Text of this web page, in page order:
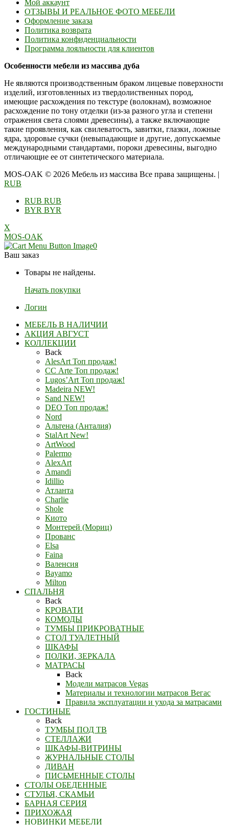
Мой аккаунт
ОТЗЫВЫ И РЕАЛЬНОЕ ФОТО МЕБЕЛИ
Оформление заказа
Политика возврата
Политика конфиденциальности
Программа лояльности для клиентов
Особенности мебели из массива дуба
Не являются производственным браком лицевые поверхности
изделий, изготовленных из твердолиственных пород,
имеющие расхождения по текстуре (волокнам), возможное
расхождение по тону отделки (из-за разного угла и степени
отражения света слоями древесины), а также включающие
такие проявления, как свилеватость, завитки, глазки, ложные
ядра, здоровые сучки (невыпадающие и другие, допускаемые
международными стандартами, пороки древесины, выгодно
отличающие ее от синтетического материала.
MOS-OAK © 2026 Мебель из массива Все права защищены. |
RUB
RUB RUB
BYR BYR
X
MOS-OAK
0
Ваш заказ
Товары не найдены.
Начать покупки
Логин
МЕБЕЛЬ В НАЛИЧИИ
АКЦИЯ АВГУСТ
КОЛЛЕКЦИИ
Back
AlesArt Топ продаж!
СС Arte Топ продаж!
Lugos’Art Топ продаж!
Madeira NEW!
Sand NEW!
DEO Топ продаж!
Nord
Альтена (Анталия)
StalArt New!
ArtWood
Palermo
AlexArt
Amandi
Idillio
Атланта
Charlie
Shole
Киото
Монтерей (Мориц)
Прованс
Elsa
Faina
Валенсия
Bayamo
Milton
СПАЛЬНЯ
Back
КРОВАТИ
КОМОДЫ
ТУМБЫ ПРИКРОВАТНЫЕ
СТОЛ ТУАЛЕТНЫЙ
ШКАФЫ
ПОЛКИ, ЗЕРКАЛА
МАТРАСЫ
Back
Модели матрасов Vegas
Материалы и технологии матрасов Вегас
Правила эксплуатации и ухода за матрасами
ГОСТИНЫЕ
Back
ТУМБЫ ПОД ТВ
СТЕЛЛАЖИ
ШКАФЫ-ВИТРИНЫ
ЖУРНАЛЬНЫЕ СТОЛЫ
ДИВАН
ПИСЬМЕННЫЕ СТОЛЫ
СТОЛЫ ОБЕДЕННЫЕ
СТУЛЬЯ, СКАМЬИ
БАРНАЯ СЕРИЯ
ПРИХОЖАЯ
НОВИНКИ МЕБЕЛИ